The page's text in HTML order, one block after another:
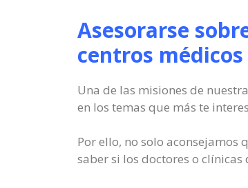
Asesorarse
centros
Una de las misiones de
en los temas que más te
Por ello, no solo
saber si los doctores o